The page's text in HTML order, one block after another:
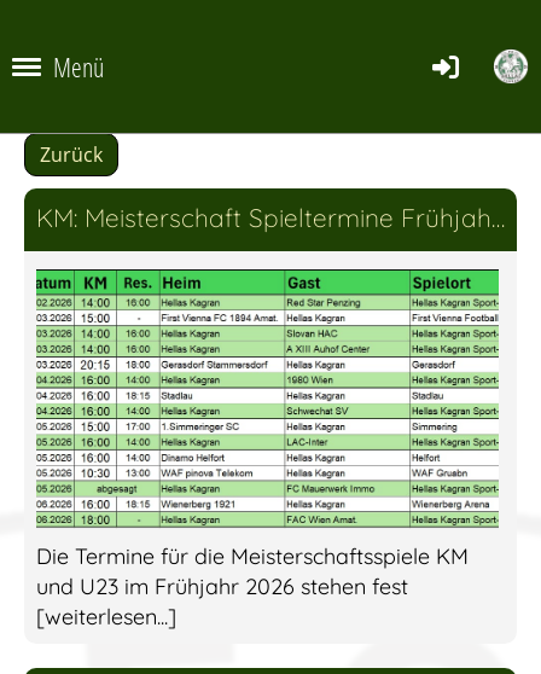
Menü
Zurück
KM: Meisterschaft Spieltermine Frühjahr 2026
Die Termine für die Meisterschaftsspiele KM
und U23 im Frühjahr 2026 stehen fest
[weiterlesen...]